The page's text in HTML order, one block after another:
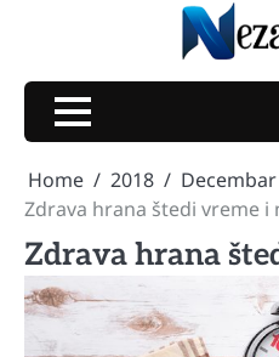
Home 2018 Decembar
Zdrava hrana štedi vreme i
Zdrava hrana